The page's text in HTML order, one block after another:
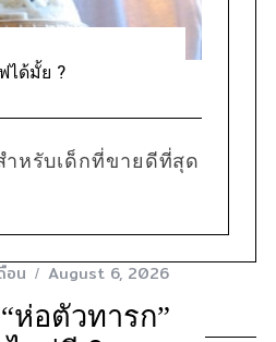
ได้มั้ย ?
หรับเด็กที่ขายดีที่สุด
อน August 6, 2026
ห่อตัวทารก”